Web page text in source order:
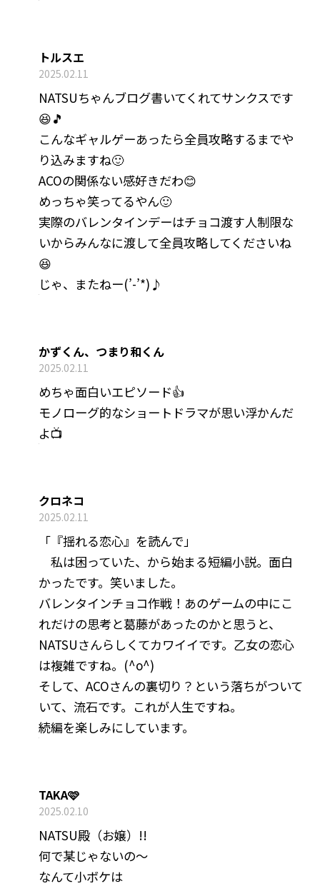
トルスエ
2025.02.11
NATSUちゃんブログ書いてくれてサンクスです
😆🎵
こんなギャルゲーあったら全員攻略するまでや
り込みますね🙂
ACOの関係ない感好きだわ😊
めっちゃ笑ってるやん🙂
実際のバレンタインデーはチョコ渡す人制限な
いからみんなに渡して全員攻略してくださいね
😆
じゃ、またねー(’-’*)♪
かずくん、つまり和くん
2025.02.11
めちゃ面白いエピソード👍
モノローグ的なショートドラマが思い浮かんだ
よ📺
クロネコ
2025.02.11
「『揺れる恋心』を読んで」
私は困っていた、から始まる短編小説。面白
かったです。笑いました。
バレンタインチョコ作戦！あのゲームの中にこ
れだけの思考と葛藤があったのかと思うと、
NATSUさんらしくてカワイイです。乙女の恋心
は複雑ですね。(^o^)
そして、ACOさんの裏切り？という落ちがついて
いて、流石です。これが人生ですね。
続編を楽しみにしています。
TAKA🩷
2025.02.10
NATSU殿（お嬢）!!
何で某じゃないの〜
なんて小ボケは